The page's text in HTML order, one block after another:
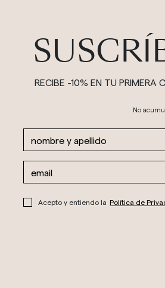
RECIBE -10% EN TU PRIMERA
No
Acepto y entiendo la Política de